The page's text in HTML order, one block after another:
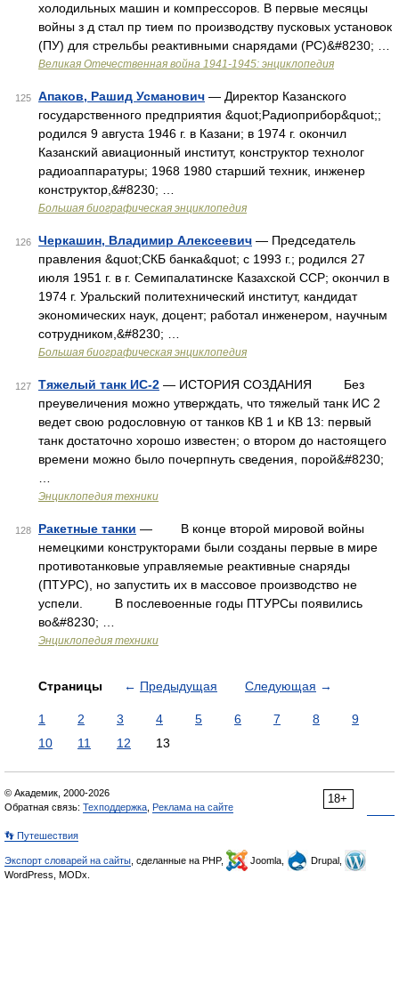
холодильных машин и компрессоров. В первые месяцы
войны з д стал пр тием по производству пусковых установок
(ПУ) для стрельбы реактивными снарядами (PC)&#8230; …
Великая Отечественная война 1941-1945: энциклопедия
125 Апаков, Рашид Усманович — Директор Казанского
государственного предприятия &quot;Радиоприбор&quot;;
родился 9 августа 1946 г. в Казани; в 1974 г. окончил
Казанский авиационный институт, конструктор технолог
радиоаппаратуры; 1968 1980 старший техник, инженер
конструктор,&#8230; …
Большая биографическая энциклопедия
126 Черкашин, Владимир Алексеевич — Председатель
правления &quot;СКБ банка&quot; с 1993 г.; родился 27
июля 1951 г. в г. Семипалатинске Казахской ССР; окончил в
1974 г. Уральский политехнический институт, кандидат
экономических наук, доцент; работал инженером, научным
сотрудником,&#8230; …
Большая биографическая энциклопедия
127 Тяжелый танк ИС-2 — ИСТОРИЯ СОЗДАНИЯ Без
преувеличения можно утверждать, что тяжелый танк ИС 2
ведет свою родословную от танков КВ 1 и КВ 13: первый
танк достаточно хорошо известен; о втором до настоящего
времени можно было почерпнуть сведения, порой&#8230;
Энциклопедия техники
128 Ракетные танки — В конце второй мировой войны
немецкими конструкторами были созданы первые в мире
противотанковые управляемые реактивные снаряды
(ПТУРС), но запустить их в массовое производство не
успели. В послевоенные годы ПТУРСы появились
во&#8230; …
Энциклопедия техники
Страницы ← Предыдущая Следующая →
1 2 3 4 5 6 7 8
9
10
11 12 13
18+
© Академик, 2000-2026
Обратная связь: Техподдержка Реклама на сайте
👣 Путешествия
Экспорт словарей на сайты , сделанные на PHP, Joomla,
Drupal,
WordPress, MODx.